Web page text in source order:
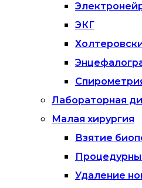
ЭКГ
Лабораторная
Малая хирургия
Взятие
Удаление